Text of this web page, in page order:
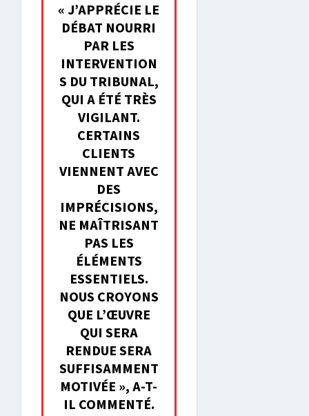
« J’APPRÉCIE LE
DÉBAT NOURRI
PAR LES
INTERVENTION
S DU TRIBUNAL,
QUI A ÉTÉ TRÈS
VIGILANT.
CERTAINS
CLIENTS
VIENNENT AVEC
DES
IMPRÉCISIONS,
NE MAÎTRISANT
PAS LES
ÉLÉMENTS
ESSENTIELS.
NOUS CROYONS
QUE L’ŒUVRE
QUI SERA
RENDUE SERA
SUFFISAMMENT
MOTIVÉE », A-T-
IL COMMENTÉ.